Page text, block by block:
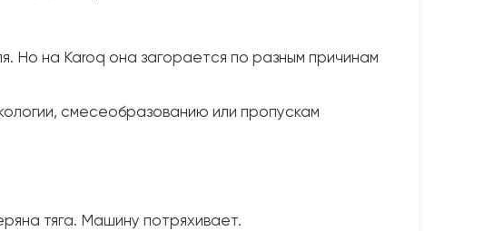
Но на Karoq она загорается по разным причинам
смесеобразованию или пропускам
тяга. Машину потряхивает.